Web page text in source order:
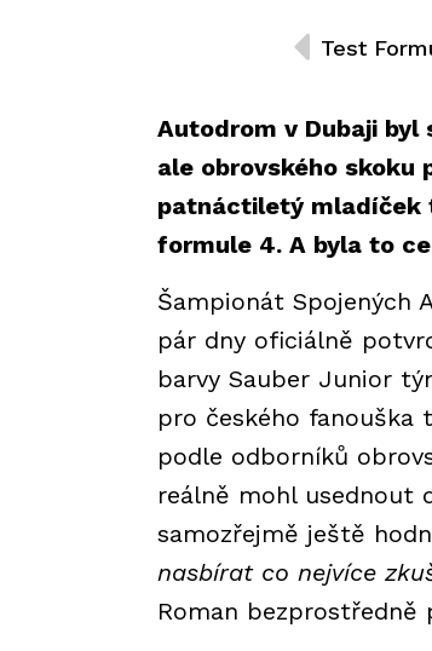
Autodrom v Dubaji
ale obrovského skoku
patnáctiletý mladíček
formule 4. A byla to
Šampionát Spojených
pár dny oficiálně
barvy Sauber Junior
pro českého fanouška
podle odborníků
reálně mohl usednout
samozřejmě ještě
nasbírat co nejvíce
Roman bezprostředně